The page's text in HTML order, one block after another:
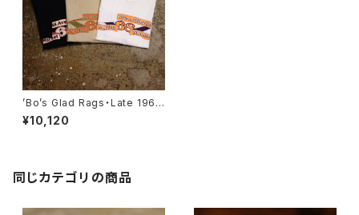
’Bo’s Glad Rags・Late 1960
s Printed Souvenir Tee Shi
rt “California Street, S.F.”・
¥10,120
同じカテゴリの商品